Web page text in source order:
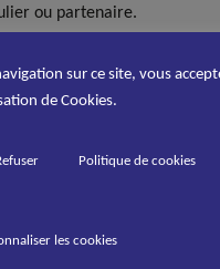
ou partenaire.
liés au PSF :
et 1000
»
sur ce site, vous
de Cookies.
Politique de cookies
les cookies